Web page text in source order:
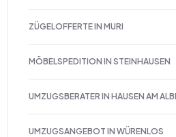
ZÜGELOFFERTE IN MURI
MÖBELSPEDITION IN STEINHAUSEN
UMZUGSBERATER IN HAUSEN AM
UMZUGSANGEBOT IN WÜRENLOS